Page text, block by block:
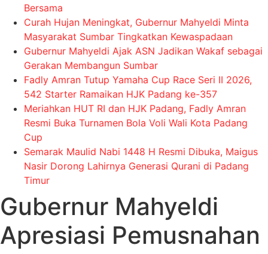
Bersama
Curah Hujan Meningkat, Gubernur Mahyeldi Minta
Masyarakat Sumbar Tingkatkan Kewaspadaan
Gubernur Mahyeldi Ajak ASN Jadikan Wakaf sebagai
Gerakan Membangun Sumbar
Fadly Amran Tutup Yamaha Cup Race Seri II 2026,
542 Starter Ramaikan HJK Padang ke-357
Meriahkan HUT RI dan HJK Padang, Fadly Amran
Resmi Buka Turnamen Bola Voli Wali Kota Padang
Cup
Semarak Maulid Nabi 1448 H Resmi Dibuka, Maigus
Nasir Dorong Lahirnya Generasi Qurani di Padang
Timur
Gubernur Mahyeldi
Apresiasi Pemusnahan